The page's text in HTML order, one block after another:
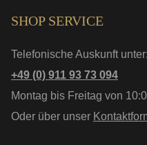
SHOP SERVICE
Telefonische Auskunft unter:
+49 (0) 911 93 73 094
Montag bis Freitag von
Oder über unser